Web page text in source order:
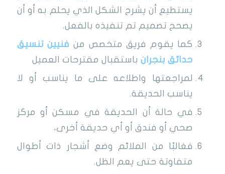
يستطيع أن يشرح الشكل الذي يحلم به أو أن
يصحح تصميم تم تنفيذه بالفعل.
كما يقوم فريق متخصص من فنيين تنسيق
حدائق بنجرانباستقبال مقترحات العميل
لمراجعتها واطلاعه على ما يناسب أو لا
يناسب الحديقة.
في حالة أن الحديقة في مسكن أو مركز
صحي أو فندق أو أي حديقة أخرى،
فغالبًا من الملائم وضع أشجار ذات أطوال
متفاوتة حتى يعم الظل.